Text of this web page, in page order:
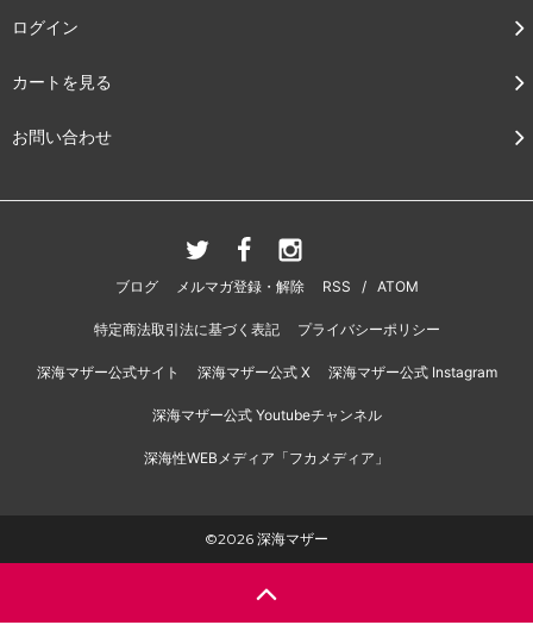
ログイン
カートを見る
お問い合わせ
ブログ メルマガ登録・解除 RSS / ATOM
特定商法取引法に基づく表記 プライバシーポリシー
深海マザー公式サイト 深海マザー公式 X 深海マザー公式 Instagram
深海マザー公式 Youtubeチャンネル
深海性WEBメディア「フカメディア」
©2026 深海マザー